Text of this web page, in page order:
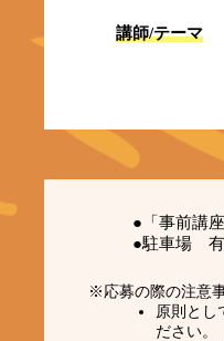
講師/テーマ
●「事前講
●駐車場 有
※応募の際の注意
原則とし
ださい。